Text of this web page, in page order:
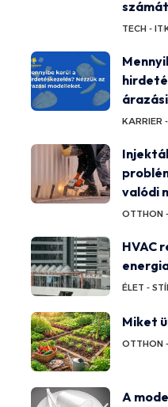
számát
TECH - IT
KARRIER
valódi
OTTHON
HVAC
ÉLET -
Miket
OTTHON
A